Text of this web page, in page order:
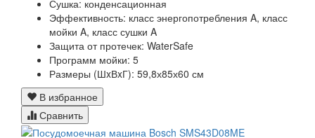
Сушка: конденсационная
Эффективность: класс энергопотребления A, класс
мойки A, класс сушки A
Защита от протечек: WaterSafe
Программ мойки: 5
Размеры (ШxВxГ): 59,8х85х60 см
В избранное
Сравнить